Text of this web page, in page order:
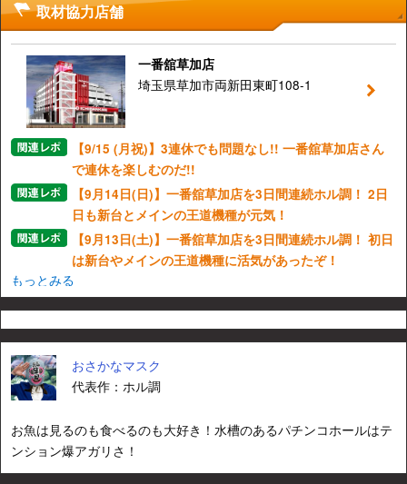
取材協力店舗
一番舘草加店
埼玉県草加市両新田東町108-1
【9/15 (月祝)】3連休でも問題なし!! 一番舘草加店さん
で連休を楽しむのだ!!
【9月14日(日)】一番舘草加店を3日間連続ホル調！ 2日
日も新台とメインの王道機種が元気！
【9月13日(土)】一番舘草加店を3日間連続ホル調！ 初日
は新台やメインの王道機種に活気があったぞ！
もっとみる
おさかなマスク
代表作：ホル調
お魚は見るのも食べるのも大好き！水槽のあるパチンコホールはテ
ンション爆アガリさ！